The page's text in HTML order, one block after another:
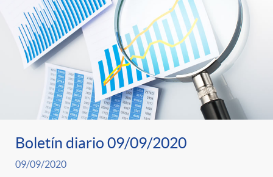
Boletín diario 09/09/2020
09/09/2020